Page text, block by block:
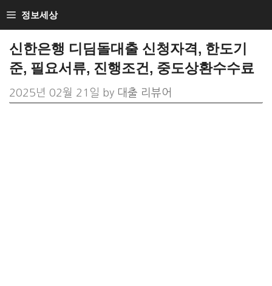
Skip
to
content
정보세상
신한은행 디딤돌대출 신청자격, 한도기
준, 필요서류, 진행조건, 중도상환수수료
2025년 02월 21일 by 대출 리뷰어